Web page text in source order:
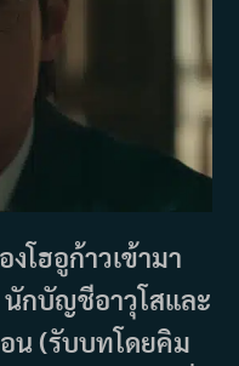
โฮอูก้าวเข้ามา
กบัญชีอาวุโสและ
น (รับบทโดยคิม